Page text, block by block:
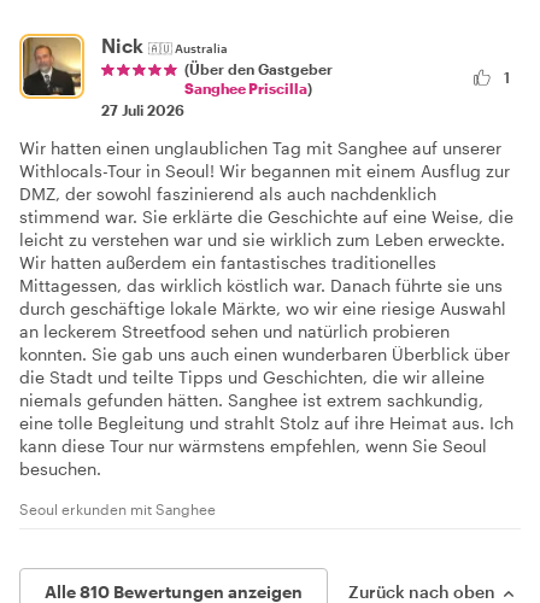
Nick 🇦🇺Australia
(Über den Gastgeber
Sanghee Priscilla)
27 Juli 2026
1
Wir hatten einen unglaublichen Tag mit Sanghee auf unserer
Withlocals-Tour in Seoul! Wir begannen mit einem Ausflug zur
DMZ, der sowohl faszinierend als auch nachdenklich
stimmend war. Sie erklärte die Geschichte auf eine Weise, die
leicht zu verstehen war und sie wirklich zum Leben erweckte.
Wir hatten außerdem ein fantastisches traditionelles
Mittagessen, das wirklich köstlich war. Danach führte sie uns
durch geschäftige lokale Märkte, wo wir eine riesige Auswahl
an leckerem Streetfood sehen und natürlich probieren
konnten. Sie gab uns auch einen wunderbaren Überblick über
die Stadt und teilte Tipps und Geschichten, die wir alleine
niemals gefunden hätten. Sanghee ist extrem sachkundig,
eine tolle Begleitung und strahlt Stolz auf ihre Heimat aus. Ich
kann diese Tour nur wärmstens empfehlen, wenn Sie Seoul
besuchen.
Seoul erkunden mit Sanghee
Alle 810 Bewertungen anzeigen Zurück nach oben